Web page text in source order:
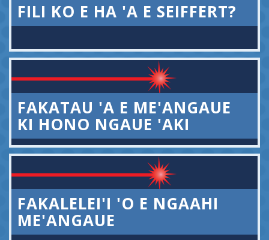
FILI KO E HA 'A E SEIFFERT?
FAKATAU 'A E ME'ANGAUE
KI HONO NGAUE 'AKI
FAKALELEI'I 'O E NGAAHI
ME'ANGAUE